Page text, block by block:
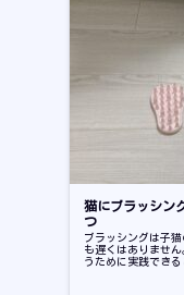
猫にブラッシン
つ
ブラッシングは子
も遅くはありませ
うために実践でき
（コーム、ラバー